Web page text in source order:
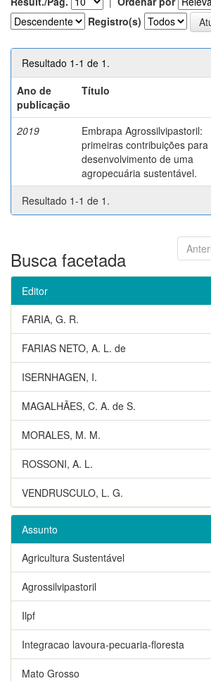
Registro(s)
Resultado 1-1 de 1.
Ano de
publicação
Título
2019
Embrapa Agrossilvipastoril:
primeiras contribuições para
desenvolvimento de uma
agropecuária sustentável.
Resultado 1-1 de 1.
Busca facetada
Editor
FARIA, G. R.
FARIAS NETO, A. L. de
ISERNHAGEN, I.
MAGALHÃES, C. A. de S.
MORALES, M. M.
ROSSONI, A. L.
VENDRUSCULO, L. G.
Assunto
Agricultura Sustentável
Agrossilvipastoril
Ilpf
Integracao lavoura-pecuaria-floresta
Mato Grosso